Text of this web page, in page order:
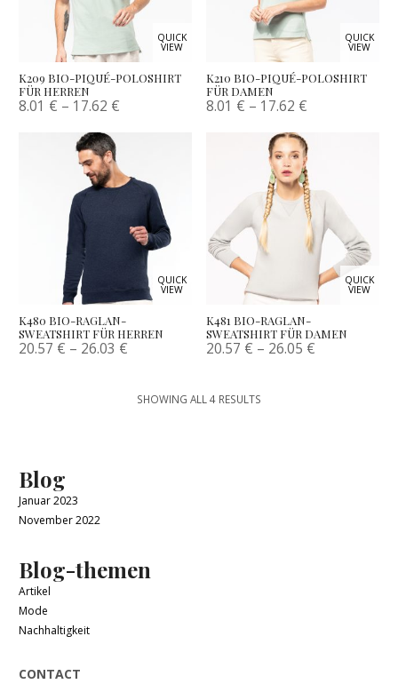
QUICK
VIEW
K209 BIO-PIQUÉ-POLOSHIRT
FÜR HERREN
8.01 € – 17.62 €
QUICK
VIEW
K210 BIO-PIQUÉ-POLOSHIRT
FÜR DAMEN
8.01 € – 17.62 €
QUICK
VIEW
K480 BIO-RAGLAN-
SWEATSHIRT FÜR HERREN
20.57 € – 26.03 €
QUICK
VIEW
K481 BIO-RAGLAN-
SWEATSHIRT FÜR DAMEN
20.57 € – 26.05 €
SHOWING ALL 4 RESULTS
Blog
Januar 2023
November 2022
Blog-themen
Artikel
Mode
Nachhaltigkeit
CONTACT